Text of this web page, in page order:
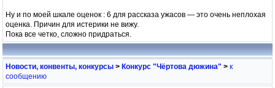
Ну и по моей шкале оценок : 6 для рассказа ужасов — это очень неплохая
оценка. Причин для истерики не вижу.
Пока все четко, сложно придраться.
Новости, конвенты, конкурсы > Конкурс "Чёртова дюжина" > к
сообщению